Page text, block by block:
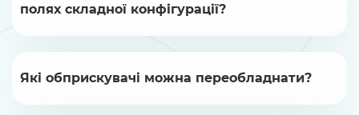
полях складної конфігурації?
Які обприскувачі можна переобладнати?